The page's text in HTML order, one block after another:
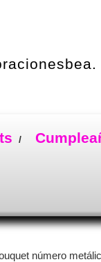
número